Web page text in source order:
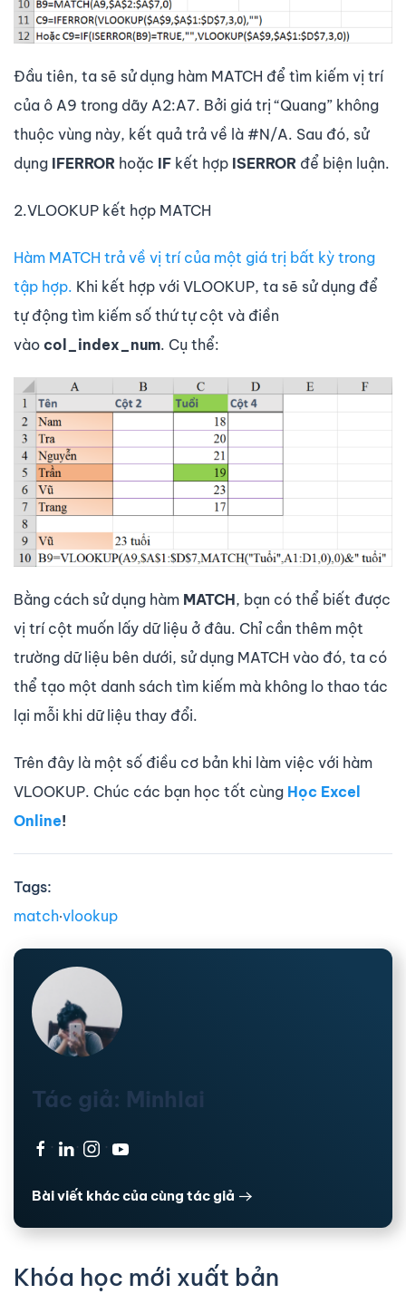
Đầu tiên, ta sẽ sử dụng hàm MATCH để tìm kiếm vị trí
của ô A9 trong dãy A2:A7. Bởi giá trị “Quang” không
thuộc vùng này, kết quả trả về là #N/A. Sau đó, sử
dụng IFERROR hoặc IF kết hợp ISERROR để biện luận.
2.VLOOKUP kết hợp MATCH
Hàm MATCH trả về vị trí của một giá trị bất kỳ trong
tập hợp. Khi kết hợp với VLOOKUP, ta sẽ sử dụng để
tự động tìm kiếm số thứ tự cột và điền
vào col_index_num. Cụ thể:
Bằng cách sử dụng hàm MATCH, bạn có thể biết được
vị trí cột muốn lấy dữ liệu ở đâu. Chỉ cần thêm một
trường dữ liệu bên dưới, sử dụng MATCH vào đó, ta có
thể tạo một danh sách tìm kiếm mà không lo thao tác
lại mỗi khi dữ liệu thay đổi.
Trên đây là một số điều cơ bản khi làm việc với hàm
VLOOKUP. Chúc các bạn học tốt cùng Học Excel
Online!
Tags:
match∙vlookup
Tác giả: Minhlai
· · ·
Bài viết khác của cùng tác giả
Khóa học mới xuất bản